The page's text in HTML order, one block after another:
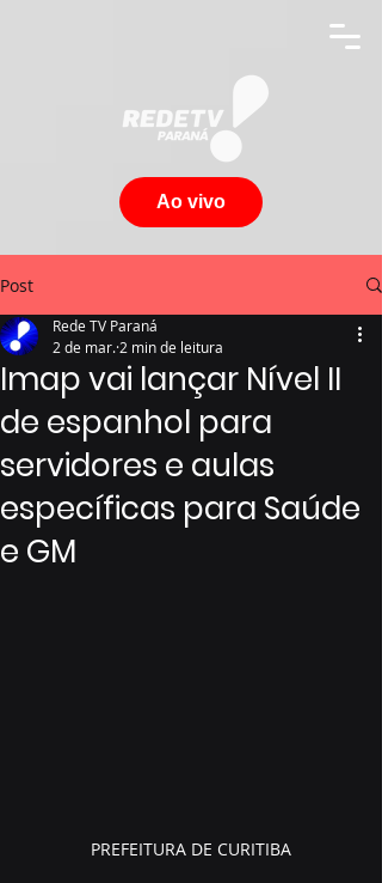
Ao vivo
Post
Imap vai lançar Nível II
de espanhol para
servidores e aulas
específicas para Saúde
e GM
Rede TV Paraná
2 de mar. 2 min de leitura
PREFEITURA DE CURITIBA